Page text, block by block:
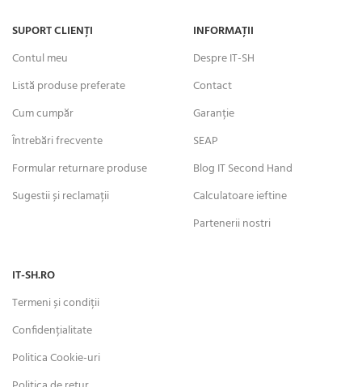
SUPORT CLIENȚI
Contul meu
Listă produse preferate
Cum cumpăr
Întrebări frecvente
Formular returnare produse
Sugestii și reclamații
INFORMAȚII
Despre IT-SH
Contact
Garanție
SEAP
Blog IT Second Hand
Calculatoare ieftine
Partenerii nostri
IT-SH.RO
Termeni și condiții
Confidențialitate
Politica Cookie-uri